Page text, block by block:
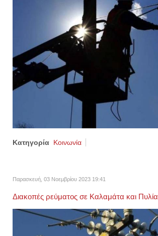
Κατηγορία Κοινωνία
Παρασκευή, 03 Νοεμβρίου 2023 19:41
Διακοπές ρεύματος σε Καλαμάτα και Πυλία